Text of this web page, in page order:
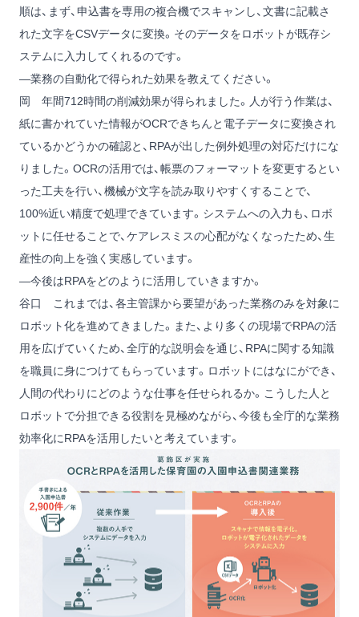
順は、まず、申込書を専用の複合機でスキャンし、文書に記載さ
れた文字をCSVデータに変換。そのデータをロボットが既存シ
ステムに入力してくれるのです。
―業務の自動化で得られた効果を教えてください。
岡 年間712時間の削減効果が得られました。人が行う作業は、
紙に書かれていた情報がOCRできちんと電子データに変換され
ているかどうかの確認と、RPAが出した例外処理の対応だけにな
りました。OCRの活用では、帳票のフォーマットを変更するとい
った工夫を行い、機械が文字を読み取りやすくすることで、
100%近い精度で処理できています。システムへの入力も、ロボ
ットに任せることで、ケアレスミスの心配がなくなったため、生
産性の向上を強く実感しています。
―今後はRPAをどのように活用していきますか。
谷口
これまでは、各主管課から要望があった業務のみを対象に
ロボット化を進めてきました。また、より多くの現場でRPAの活
用を広げていくため、全庁的な説明会を通じ、RPAに関する知識
を職員に身につけてもらっています。ロボットにはなにができ、
人間の代わりにどのような仕事を任せられるか。こうした人と
ロボットで分担できる役割を見極めながら、今後も全庁的な業務
効率化にRPAを活用したいと考えています。